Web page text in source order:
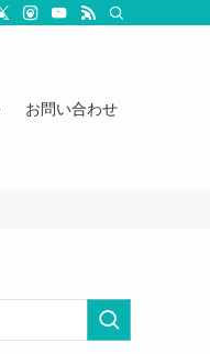
お問い合わせ